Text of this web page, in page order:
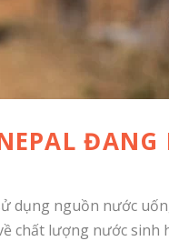
dụng nguồn nước
chất lượng nước sinh